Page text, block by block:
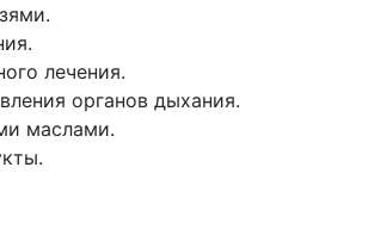
лечения.
органов дыхания.
маслами.